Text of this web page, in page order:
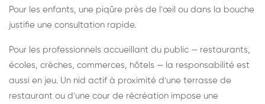
Pour les enfants, une piqûre près de l'œil ou dans la bouche
justifie une consultation rapide.
Pour les professionnels accueillant du public — restaurants,
écoles, crèches, commerces, hôtels — la responsabilité est
aussi en jeu. Un nid actif à proximité d'une terrasse de
restaurant ou d'une cour de récréation impose une